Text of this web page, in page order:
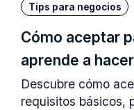
Tips para negocios
Cómo aceptar
aprende a
Descubre cómo
requisitos básicos,